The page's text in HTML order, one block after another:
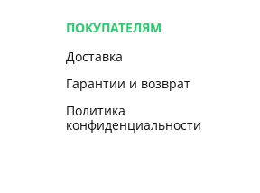
ПОКУПАТЕЛЯМ
Доставка
Гарантии и возврат
Политика
конфиденциальности